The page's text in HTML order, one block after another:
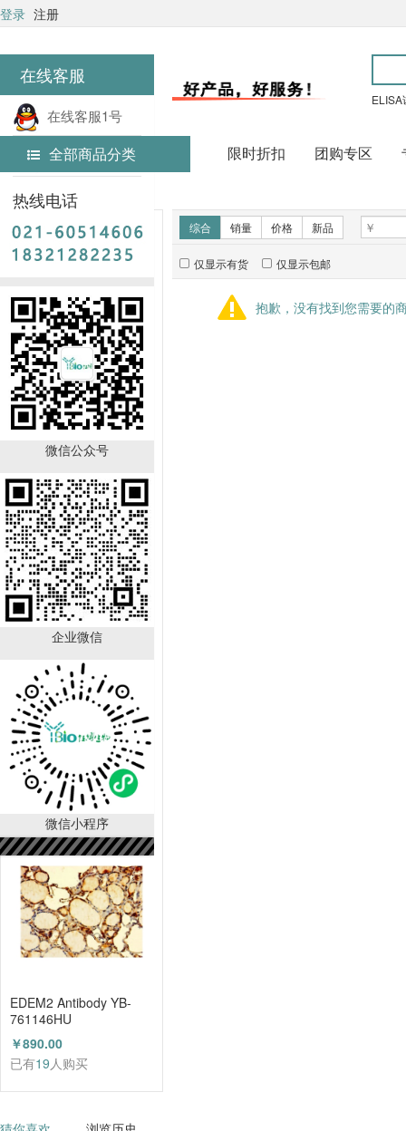
在线客服
在线客服1号
在线客服2号
热线电话
微信公众号
企业微信
微信小程序
登录 注册
ELISA
全部商品分类 限时折扣 团购专区
首页
技术服务
新品推荐
销量排行
TFF1 Antibody YB-
723431HU
￥890.00
已有21人购买
GALNT12 Antibody YB-
714224HU
￥890.00
人购买
EDEM2 Antibody YB-
761146HU
￥890.00
已有19人购买
综合 销量 价格 新品
仅显示有货 仅显示包邮
抱歉，没有找到您需要的